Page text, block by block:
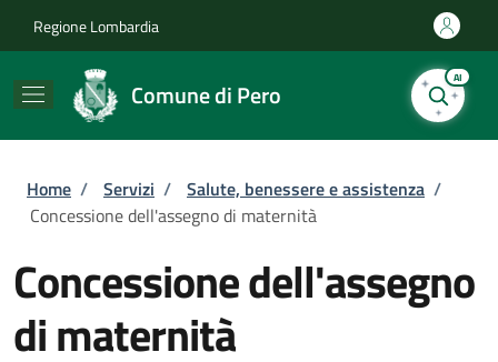
Regione Lombardia
Comune di Pero
AI
Briciole di pane
Home / Servizi / Salute, benessere e assistenza /
Concessione dell'assegno di maternità
Concessione dell'assegno
di maternità